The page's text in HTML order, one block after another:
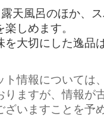
天風呂のほか、
しめます。
を大切にした逸品
ト情報については
りますが、情報が
ざいますことを予